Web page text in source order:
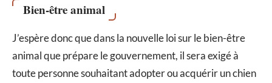
Bien-être animal
J’espère donc que dans la nouvelle loi sur le bien-être
animal que prépare le gouvernement, il sera exigé à
toute personne souhaitant adopter ou acquérir un chien